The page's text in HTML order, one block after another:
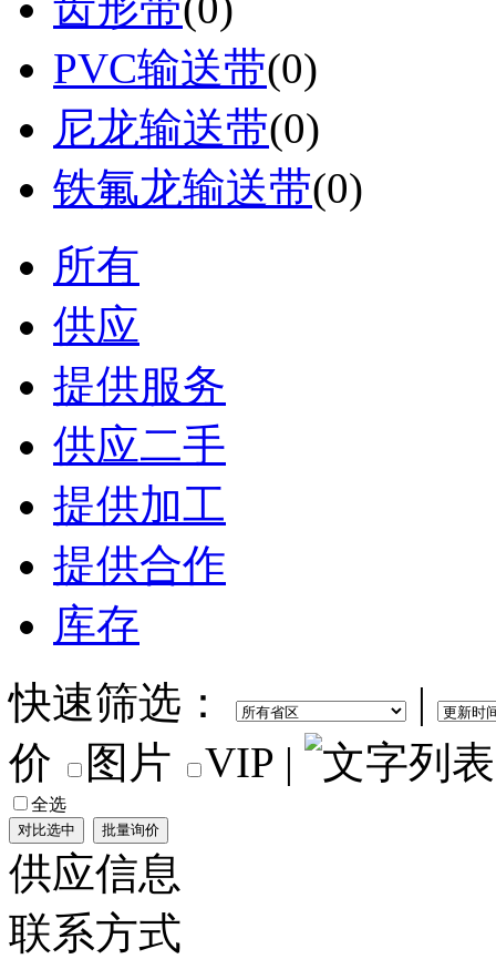
PVC输送带(0)
尼龙输送带(0)
铁氟龙输送带(0)
所有
供应
提供服务
供应二手
提供加工
提供合作
库存
快速筛选：
|
价
图片 VIP |
全选
供应信息
联系方式